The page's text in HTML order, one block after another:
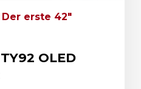
erste 42"
OLED